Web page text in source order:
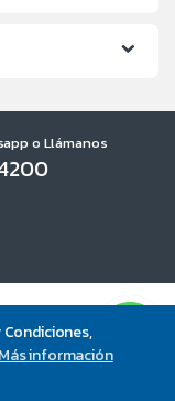
Más información
o Llámanos